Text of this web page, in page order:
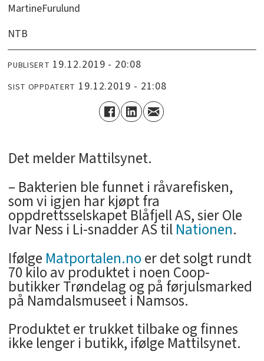
MartineFurulund
NTB
PUBLISERT 19.12.2019 - 20:08
SIST OPPDATERT 19.12.2019 - 21:08
Det melder Mattilsynet.
– Bakterien ble funnet i råvarefisken,
som vi igjen har kjøpt fra
oppdrettsselskapet Blåfjell AS, sier Ole
Ivar Ness i Li-snadder AS tilNationen.
Ifølge Matportalen.noer det solgt rundt
70 kilo av produktet i noen Coop-
butikker Trøndelag og på førjulsmarked
på Namdalsmuseet i Namsos.
Produktet er trukket tilbake og finnes
ikke lenger i butikk, ifølge Mattilsynet.